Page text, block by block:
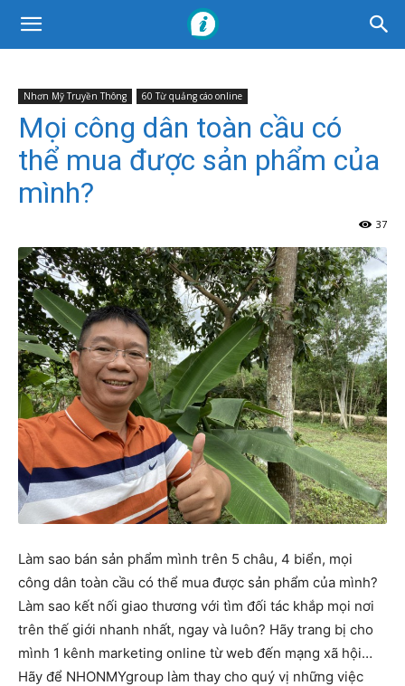
Nhơn Mỹ Truyền Thông 60 Từ quảng cáo online
Mọi công dân toàn cầu có
thể mua được sản phẩm của
mình?
37
Làm sao bán sản phẩm mình trên 5 châu, 4 biển, mọi
công dân toàn cầu có thể mua được sản phẩm của mình?
Làm sao kết nối giao thương với tìm đối tác khắp mọi nơi
trên thế giới nhanh nhất, ngay và luôn? Hãy trang bị cho
mình 1 kênh marketing online từ web đến mạng xã hội…
Hãy để NHONMYgroup làm thay cho quý vị những việc